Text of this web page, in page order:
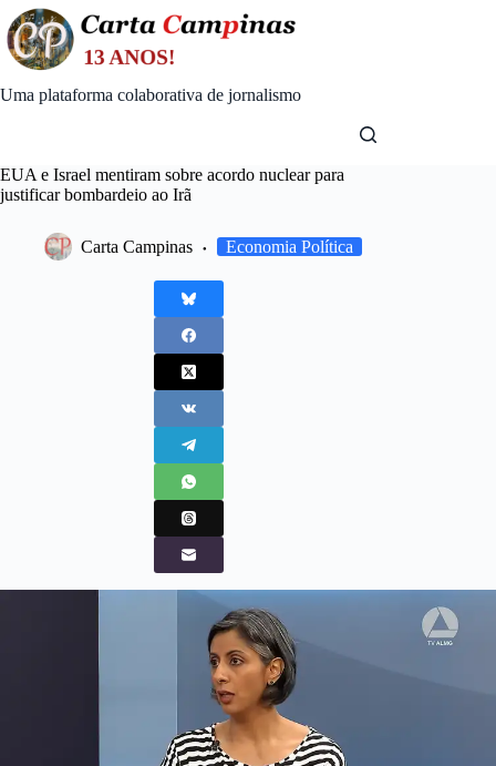
Skip
to
content
Uma plataforma colaborativa de jornalismo
EUA e Israel mentiram sobre acordo nuclear para
justificar bombardeio ao Irã
Carta Campinas Economia Política